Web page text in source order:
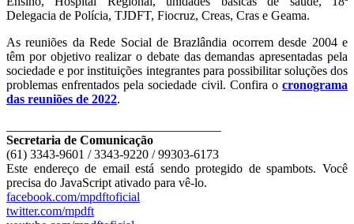
Delegacia de Polícia, TJDFT, Fiocruz, Creas, Cras e Geama.
As reuniões da Rede Social de Brazlândia ocorrem desde 2004 e
têm por objetivo realizar o debate das demandas apresentadas pela
sociedade e por instituições integrantes para possibilitar soluções dos
problemas enfrentados pela sociedade civil. Confira o cronograma
das reuniões de 2022.
Secretaria de Comunicação
(61) 3343-9601 / 3343-9220 / 99303-6173
Este endereço de email está sendo protegido de spambots. Você
precisa do JavaScript ativado para vê-lo.
facebook.com/mpdftoficial
twitter.com/mpdft